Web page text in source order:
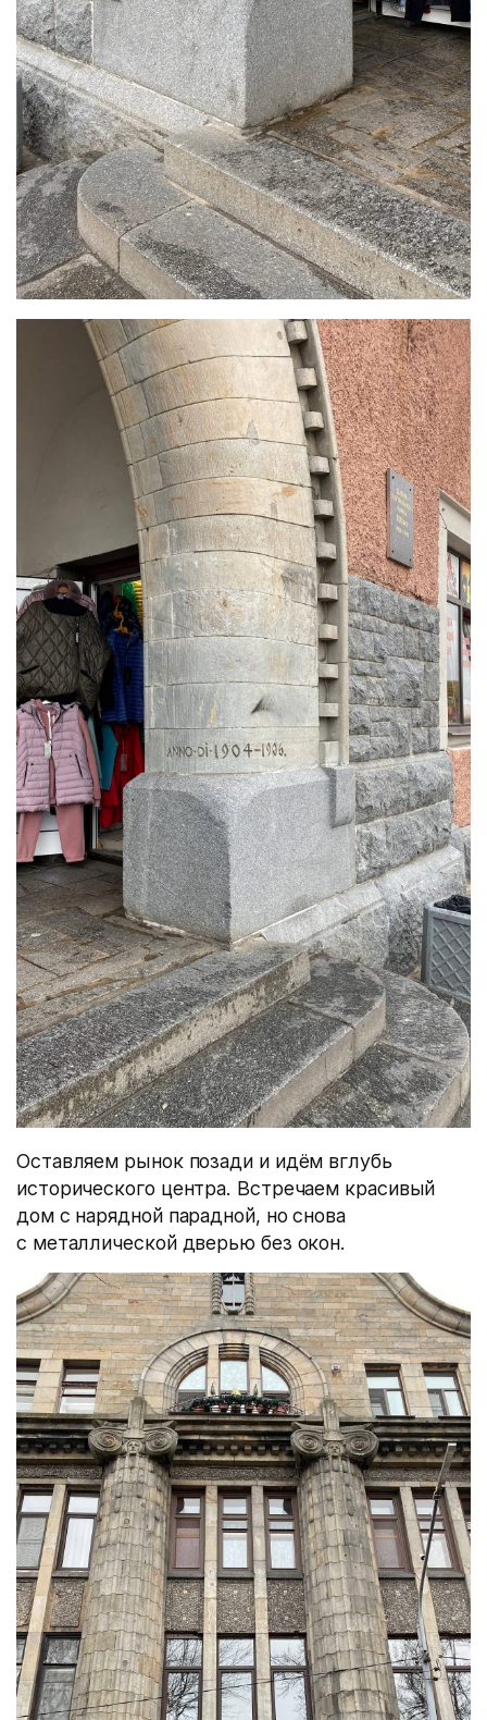
Оставляем рынок позади и идём вглубь
исторического центра. Встречаем красивый
дом с нарядной парадной, но снова
с металлической дверью без окон.